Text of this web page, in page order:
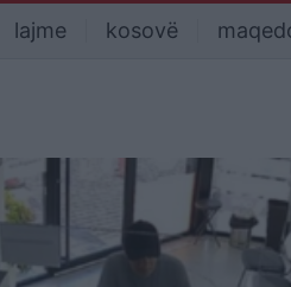
lajme kosovë